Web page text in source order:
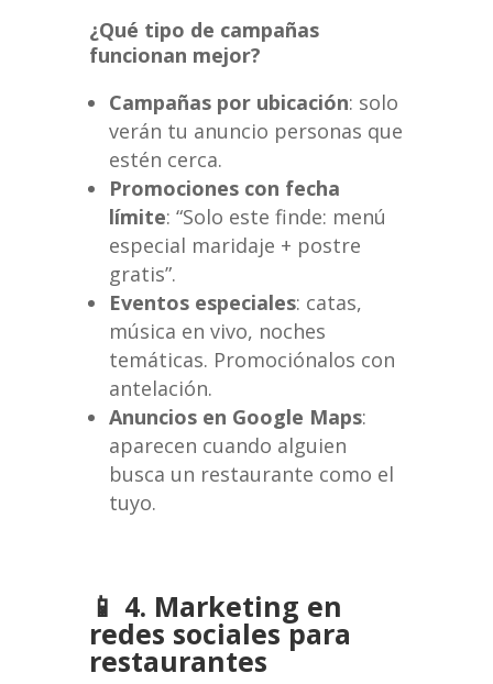
¿Qué tipo de campañas
funcionan mejor?
Campañas por ubicación: solo
verán tu anuncio personas que
estén cerca.
Promociones con fecha
límite: “Solo este finde: menú
especial maridaje + postre
gratis”.
Eventos especiales: catas,
música en vivo, noches
temáticas. Promociónalos con
antelación.
Anuncios en Google Maps:
aparecen cuando alguien
busca un restaurante como el
tuyo.
📱 4. Marketing en
redes sociales para
restaurantes